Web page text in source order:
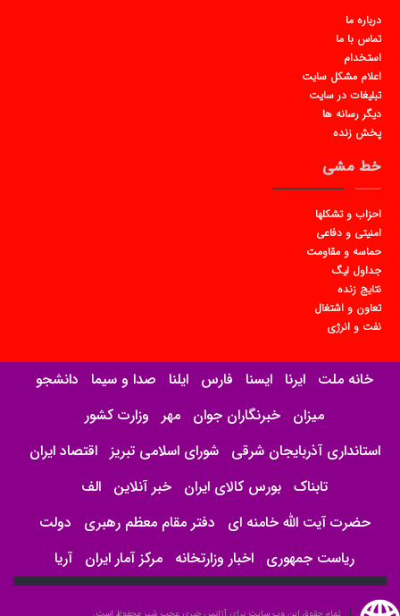
درباره ما
تماس با ما
استخدام
اعلام مشکل سایت
تبلیغات در سایت
دیگر رسانه ها
پخش زنده
خط مشی
احزاب و تشکلها
امنیتی و دفاعی
حماسه و مقاومت
جداول لیگ
نتایج زنده
تعاون و اشتغال
نفت و انرژی
خانه ملت ایرنا ایسنا فارس ایلنا صدا و سیما دانشجو
میزان خبرنگاران جوان مهر
وزارت کشور
استانداری آذربایجان شرقی
شورای اسلامی تبریز
اقتصاد ایران
تابناک بورس کالای ایران خبر آنلاین الف
حضرت آیت الله خامنه ای
دفتر مقام معظم رهبری
دولت
ریاست جمهوری اخبار وزارتخانه مرکز آمار ایران آریا